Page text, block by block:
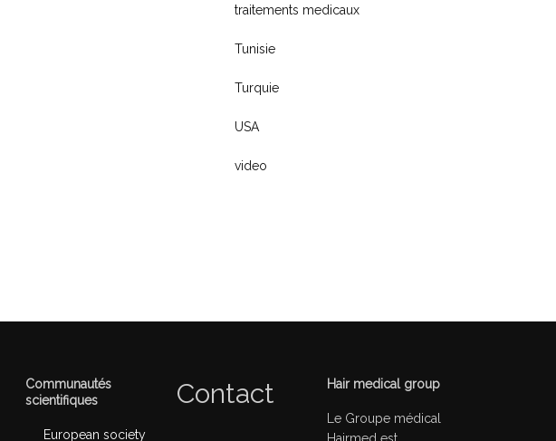
traitements medicaux
Tunisie
Turquie
USA
video
Communautés
scientifiques
European society
Contact Hair medical group
Le Groupe médical
Hairmed est